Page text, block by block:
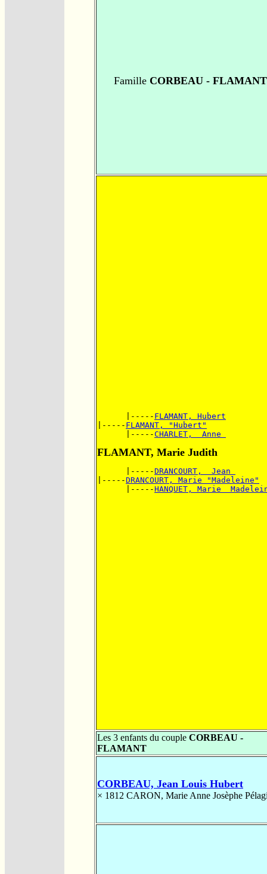
FamilleCORBEAU - FLAMANT
      |-----
FLAMANT, Hubert
|----- FLAMANT, "Hubert"
      |-----
CHARLET,  Anne
FLAMANT, Marie Judith
      |-----
DRANCOURT,  Jean
|-----DRANCOURT, Marie "Madeleine"
      |-----
HANQUET, Marie
Les 3 enfants du couple CORBEAU -
FLAMANT
CORBEAU, Jean Louis Hubert
× 1812 CARON, Marie Anne Josèphe